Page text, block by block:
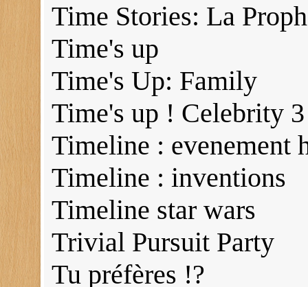
Time Stories: La
Time's up
Time's Up: Family
Time's up ! Celebrity 3
Timeline : evenement
Timeline : inventions
Timeline star wars
Trivial Pursuit Party
Tu préfères !?